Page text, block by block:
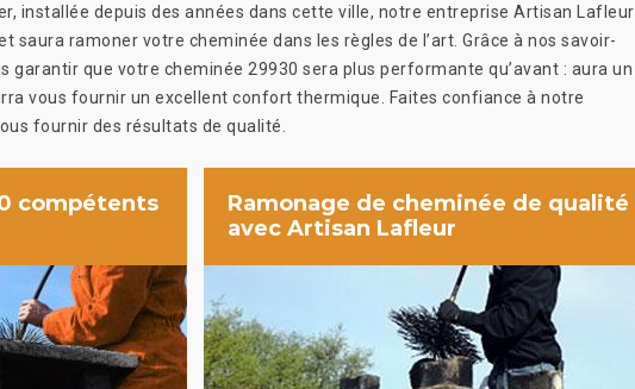
installée depuis des années dans cette ville, notre entreprise Artisan Lafleur
saura ramoner votre cheminée dans les règles de l’art. Grâce à nos savoir-
garantir que votre cheminée 29930 sera plus performante qu’avant : aura un
vous fournir un excellent confort thermique. Faites confiance à notre
fournir des résultats de qualité.
compétents
Ramonage de cheminée de qualité
avec Artisan Lafleur